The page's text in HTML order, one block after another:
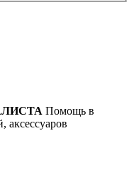
Помощь в
аксессуаров